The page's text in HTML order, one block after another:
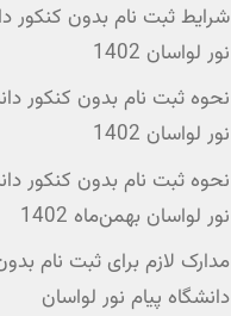
شرایط ثبت نام بدون کنکور
نور لواسان 1402
نحوه ثبت نام بدون کنکور
نور لواسان 1402
نحوه ثبت نام بدون کنکور
نور لواسان بهمن‌ماه 1402
مدارک لازم برای ثبت نام
دانشگاه پیام نور لواسان